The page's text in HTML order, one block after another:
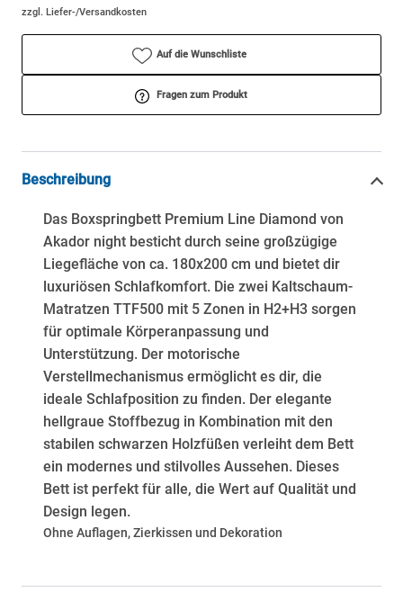
zzgl. Liefer-/Versandkosten
Auf die Wunschliste
Fragen zum Produkt
Beschreibung
Das Boxspringbett Premium Line Diamond von
Akador night besticht durch seine großzügige
Liegefläche von ca. 180x200 cm und bietet dir
luxuriösen Schlafkomfort. Die zwei Kaltschaum-
Matratzen TTF500 mit 5 Zonen in H2+H3 sorgen
für optimale Körperanpassung und
Unterstützung. Der motorische
Verstellmechanismus ermöglicht es dir, die
ideale Schlafposition zu finden. Der elegante
hellgraue Stoffbezug in Kombination mit den
stabilen schwarzen Holzfüßen verleiht dem Bett
ein modernes und stilvolles Aussehen. Dieses
Bett ist perfekt für alle, die Wert auf Qualität und
Design legen.
Ohne Auflagen, Zierkissen und Dekoration